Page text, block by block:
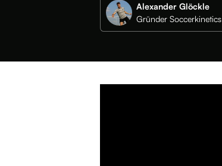
Alexander Glöckle
Gründer Soccerkinetics